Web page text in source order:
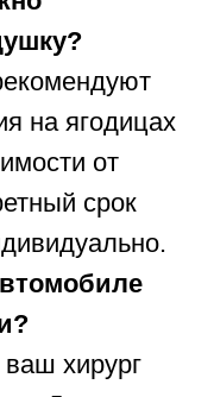
на ягодицах
от
срок
хирург